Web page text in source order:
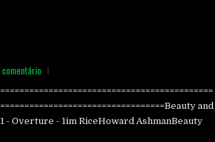
comentário
and
- Overture - 1im RiceHoward AshmanBeauty